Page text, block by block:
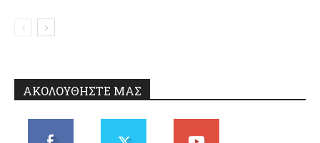
ΑΚΟΛΟΥΘΗΣΤΕ ΜΑΣ